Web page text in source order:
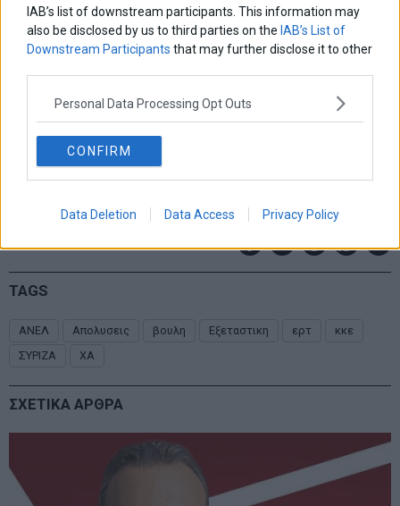
IAB’s list of downstream participants. This information may
also be disclosed by us to third parties on the IAB’s List of
Downstream Participants that may further disclose it to other
Personal Data Processing Opt Outs
CONFIRM
Data Deletion Data Access Privacy Policy
TAGS
ΑΝΕΛ Απολυσεις βουλη Εξεταστικη ερτ
κκε
ΣΥΡΙΖΑ
ΧΑ
ΣΧΕΤΙΚΑ ΑΡΘΡΑ